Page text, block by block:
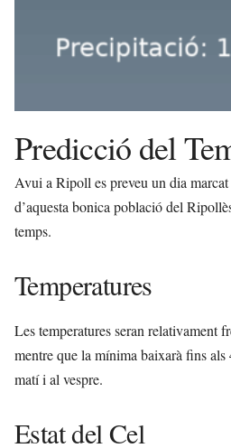
Predicció del
Avui a Ripoll es preveu un dia
d’aquesta bonica població del
temps.
Temperatures
Les temperatures seran relativament
mentre que la mínima baixarà fins
matí i al vespre.
Estat del Cel